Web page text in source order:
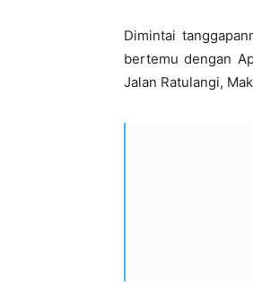
Dimintai
bertemu dengan
Jalan Ratulangi,